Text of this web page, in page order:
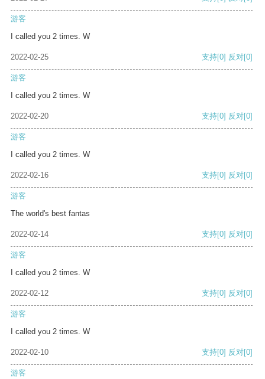
游客
I called you 2 times. W
2022-02-25 支持[0] 反对[0]
游客
I called you 2 times. W
2022-02-20 支持[0] 反对[0]
游客
I called you 2 times. W
2022-02-16 支持[0] 反对[0]
游客
The world's best fantas
2022-02-14 支持[0] 反对[0]
游客
I called you 2 times. W
2022-02-12 支持[0] 反对[0]
游客
I called you 2 times. W
2022-02-10 支持[0] 反对[0]
游客